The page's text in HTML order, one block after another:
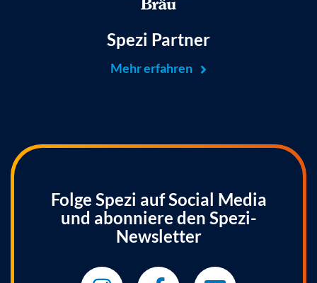
Folge Spezi auf Social Media
und abonniere den Spezi-
Newsletter
Spezi Partner
Mehr erfahren